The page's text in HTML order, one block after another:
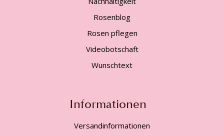
Rosenblog
Rosen pflegen
Videobotschaft
Wunschtext
Informationen
Versandinformationen